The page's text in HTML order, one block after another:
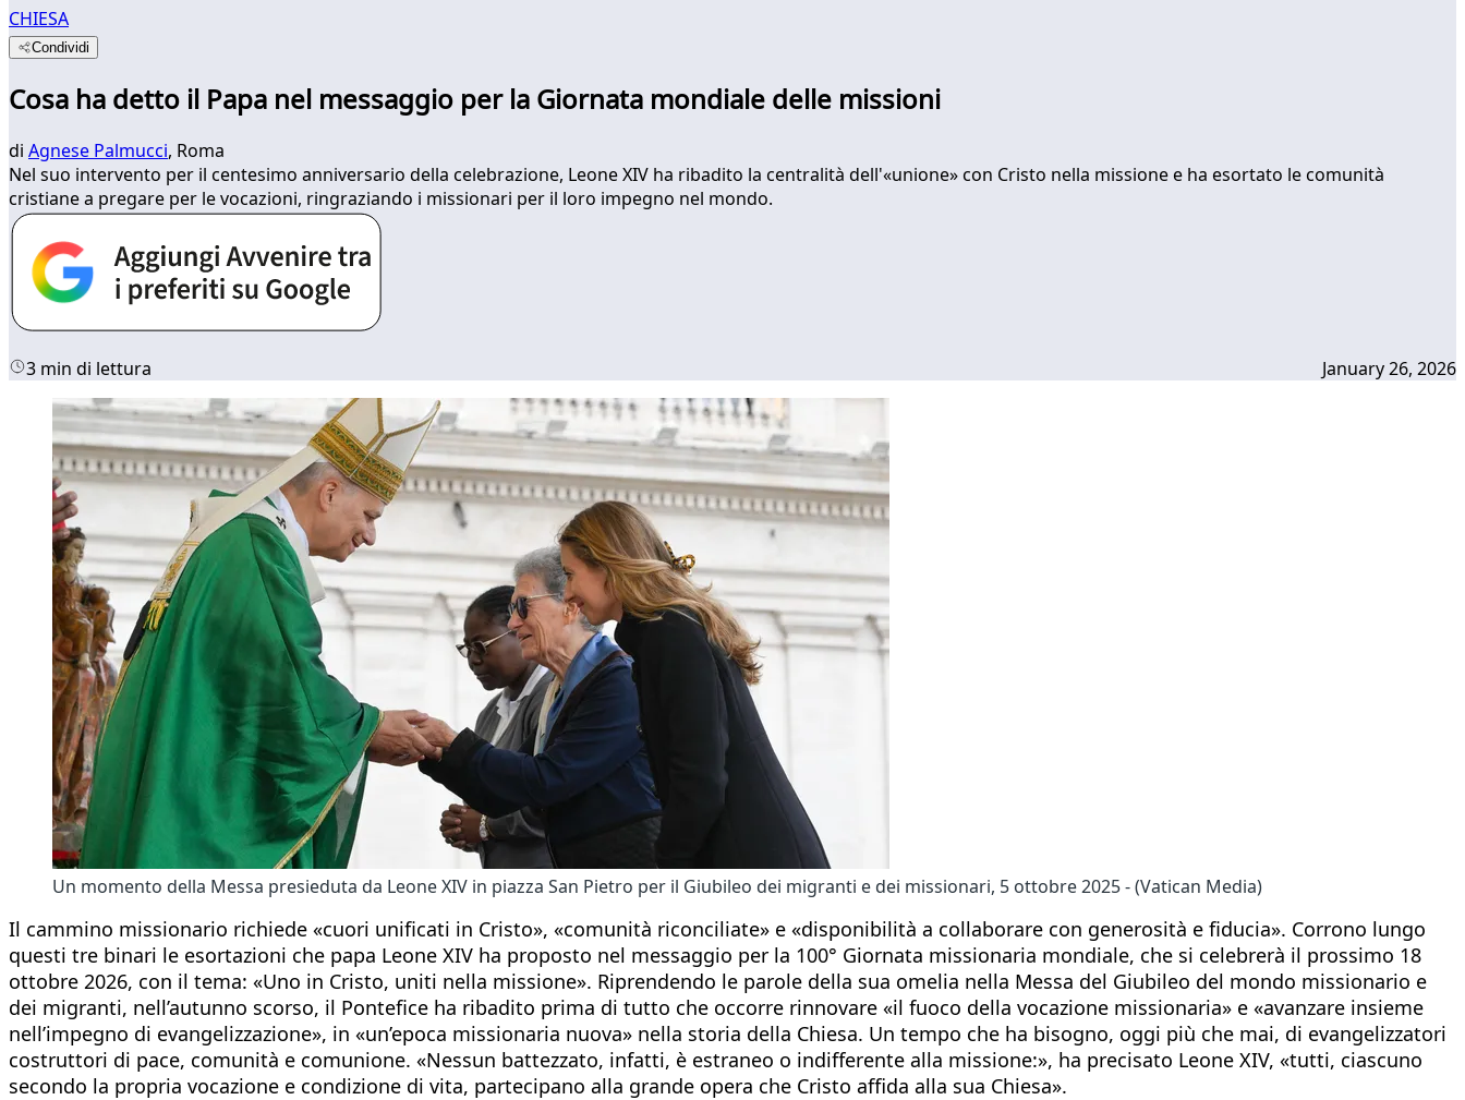
CHIESA
Condividi
Cosa ha detto il Papa nel messaggio per la Giornata mondiale delle missioni
di Agnese Palmucci, Roma
Nel suo intervento per il centesimo anniversario della celebrazione, Leone XIV ha ribadito la centralità dell'«unione» con Cristo nella missione e ha esortato le comunità
cristiane a pregare per le vocazioni, ringraziando i missionari per il loro impegno nel mondo.
3 min di lettura January 26, 2026
Un momento della Messa presieduta da Leone XIV in piazza San Pietro per il Giubileo dei migranti e dei missionari, 5 ottobre 2025 - (Vatican Media)
Il cammino missionario richiede «cuori unificati in Cristo», «comunità riconciliate» e «disponibilità a collaborare con generosità e fiducia». Corrono lungo
questi tre binari le esortazioni che papa Leone XIV ha proposto nel messaggio per la 100° Giornata missionaria mondiale, che si celebrerà il prossimo 18
ottobre 2026, con il tema: «Uno in Cristo, uniti nella missione». Riprendendo le parole della sua omelia nella Messa del Giubileo del mondo missionario e
dei migranti, nell’autunno scorso, il Pontefice ha ribadito prima di tutto che occorre rinnovare «il fuoco della vocazione missionaria» e «avanzare insieme
nell’impegno di evangelizzazione», in «un’epoca missionaria nuova» nella storia della Chiesa. Un tempo che ha bisogno, oggi più che mai, di evangelizzatori
costruttori di pace, comunità e comunione. «Nessun battezzato, infatti, è estraneo o indifferente alla missione:», ha precisato Leone XIV, «tutti, ciascuno
secondo la propria vocazione e condizione di vita, partecipano alla grande opera che Cristo affida alla sua Chiesa».